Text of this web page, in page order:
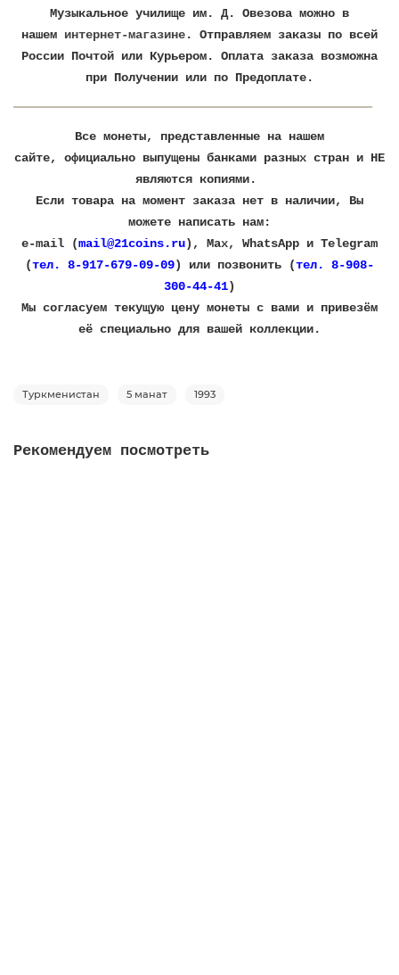
Музыкальное училище им. Д. Овезова можно в
нашем интернет-магазине. Отправляем заказы по всей
России Почтой или Курьером. Оплата заказа возможна
при Получении или по Предоплате.
Все монеты, представленные на нашем
сайте, официально выпущены банками разных стран и НЕ
являются копиями.
Если товара на момент заказа нет в наличии, Вы
можете написать нам:
e-mail (mail@21coins.ru), Max, WhatsApp и Telegram
(тел. 8-917-679-09-09) или позвонить (тел. 8-908-
300-44-41)
​Мы согласуем текущую цену монеты с вами и привезём
её специально для вашей коллекции.
Туркменистан 5 манат 1993
Рекомендуем посмотреть